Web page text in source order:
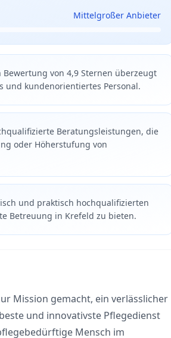
Mittelgroßer Anbieter
von 4,9 Sternen überzeugt
und kundenorientiertes Personal.
Beratungsleistungen, die
oder Höherstufung von
und praktisch hochqualifizierten
Betreuung in Krefeld zu bieten.
Mission gemacht, ein verlässlicher
und innovativste Pflegedienst
Mensch im